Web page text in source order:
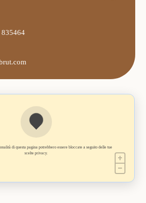
di questa pagina potrebbero essere bloccate a seguito delle tue
scelte privacy.